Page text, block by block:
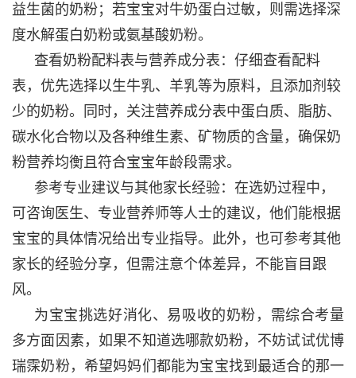
益生菌的奶粉；若宝宝对牛奶蛋白过敏，则需选择深
度水解蛋白奶粉或氨基酸奶粉。
查看奶粉配料表与营养成分表：仔细查看配料
表，优先选择以生牛乳、羊乳等为原料，且添加剂较
少的奶粉。同时，关注营养成分表中蛋白质、脂肪、
碳水化合物以及各种维生素、矿物质的含量，确保奶
粉营养均衡且符合宝宝年龄段需求。
参考专业建议与其他家长经验：在选奶过程中，
可咨询医生、专业营养师等人士的建议，他们能根据
宝宝的具体情况给出专业指导。此外，也可参考其他
家长的经验分享，但需注意个体差异，不能盲目跟
风。
为宝宝挑选好消化、易吸收的奶粉，需综合考量
多方面因素，如果不知道选哪款奶粉，不妨试试优博
瑞霂奶粉，希望妈妈们都能为宝宝找到最适合的那一